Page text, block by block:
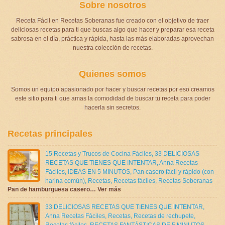
Sobre nosotros
Receta Fácil en Recetas Soberanas fue creado con el objetivo de traer
deliciosas recetas para ti que buscas algo que hacer y preparar esa receta
sabrosa en el día, práctica y rápida, hasta las más elaboradas aprovechan
nuestra colección de recetas.
Quienes somos
Somos un equipo apasionado por hacer y buscar recetas por eso creamos
este sitio para ti que amas la comodidad de buscar tu receta para poder
hacerla sin secretos.
Recetas principales
15 Recetas y Trucos de Cocina Fáciles, 33 DELICIOSAS
RECETAS QUE TIENES QUE INTENTAR,Anna Recetas
Fáciles, IDEAS EN 5 MINUTOS, Pan casero fácil y rápido (con
harina común), Recetas, Recetas fáciles, Recetas Soberanas
Pan de hamburguesa casero… Ver más
33 DELICIOSAS RECETAS QUE TIENES QUE INTENTAR,
Anna Recetas Fáciles, Recetas, Recetas de rechupete,